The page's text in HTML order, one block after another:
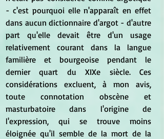
- c'est pourquoi elle n'apparaît en effet
dans aucun dictionnaire d'argot - d'autre
part qu'elle devait être d'un usage
relativement courant dans la langue
familière et bourgeoise pendant le
dernier quart du XIXe siècle. Ces
considérations excluent, à mon avis,
toute connotation obscène et
masturbatoire dans l'origine de
l'expression, qui se trouve moins
éloignée qu'il semble de la mort de la